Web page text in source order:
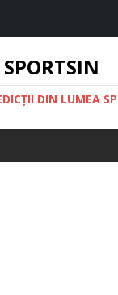
SPORTSIN
DIN LUMEA